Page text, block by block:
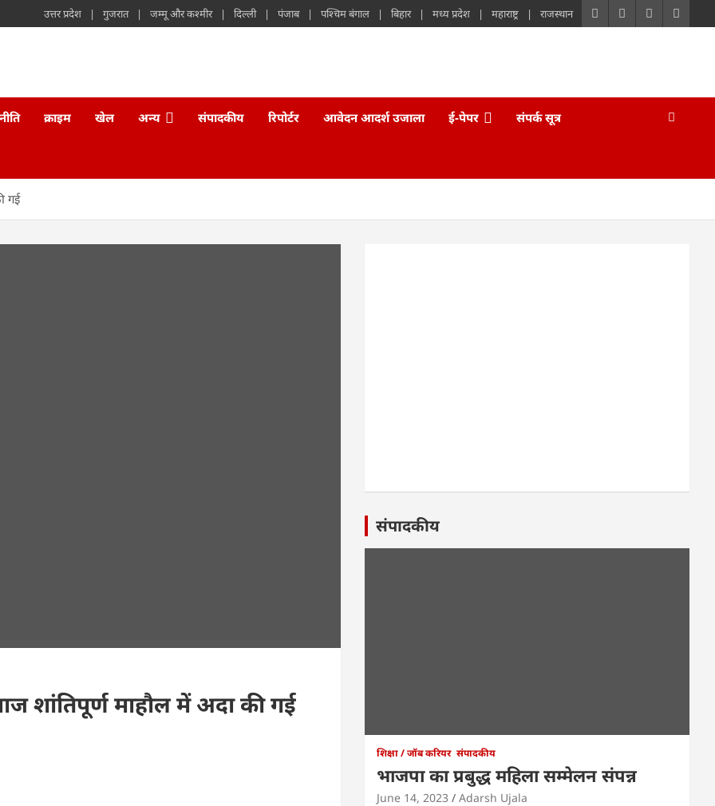
उत्तर प्रदेश गुजरात जम्मू और कश्मीर दिल्ली पंजाब पश्चिम बंगाल बिहार मध्य प्रदेश महाराष्ट्र राजस्थान
क्राइम खेल अन्य संपादकीय रिपोर्टर आवेदन आदर्श उजाला ई-पेपर संपर्क सूत्र
गई
शांतिपूर्ण माहौल में अदा की गई
संपादकीय
शिक्षा / जॉब करियर संपादकीय
भाजपा का प्रबुद्ध महिला सम्मेलन संपन्न
June 14, 2023 Adarsh Ujala